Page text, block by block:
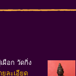
ผือก วัดกิ่ง
ยละเอียด